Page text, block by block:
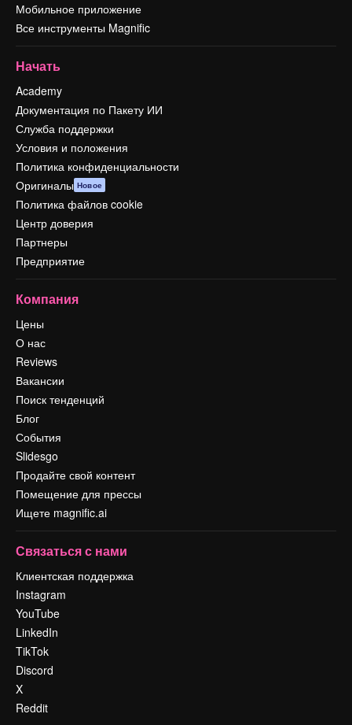
Мобильное приложение
Все инструменты Magnific
Начать
Academy
Документация по Пакету ИИ
Служба поддержки
Условия и положения
Политика конфиденциальности
Оригиналы Новое
Политика файлов cookie
Центр доверия
Партнеры
Предприятие
Компания
Цены
О нас
Reviews
Вакансии
Поиск тенденций
Блог
События
Slidesgo
Продайте свой контент
Помещение для прессы
Ищете magnific.ai
Связаться с нами
Клиентская поддержка
Instagram
YouTube
LinkedIn
TikTok
Discord
X
Reddit